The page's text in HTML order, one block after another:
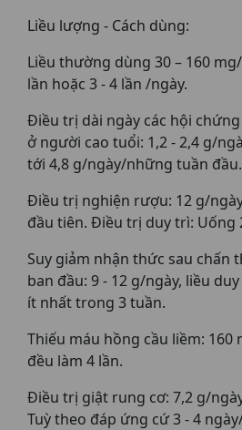
Liều lượng - Cách dùng:
Liều thường dùng 30 – 160
lần hoặc 3 - 4 lần /ngày.
Điều trị dài ngày các hội
ở người cao tuổi: 1,2 - 2,4 g/
tới 4,8 g/ngày/những tuần đầu.
Điều trị nghiện rượu: 12 g/
đầu tiên. Điều trị duy trì: Uống
Suy giảm nhận thức sau chấn
ban đầu: 9 - 12 g/ngày, liều
ít nhất trong 3 tuần.
Thiếu máu hồng cầu liềm: 160
đều làm 4 lần.
Điều trị giật rung cơ: 7,2 g/
Tuỳ theo đáp ứng cứ 3 - 4